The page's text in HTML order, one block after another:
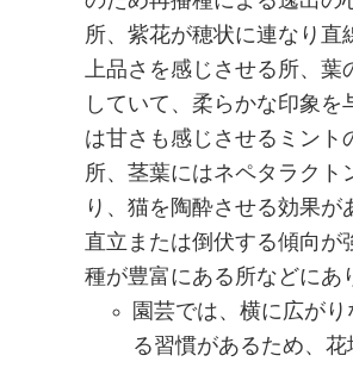
所、紫花が穂状に連なり直
上品さを感じさせる所、葉
していて、柔らかな印象を
は甘さも感じさせるミント
所、茎葉にはネペタラクト
り、猫を陶酔させる効果が
直立または倒伏する傾向が
種が豊富にある所などにあ
園芸では、横に広が
る習慣があるため、